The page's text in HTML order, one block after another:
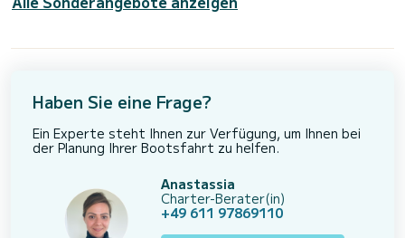
Haben Sie eine Frage?
Ein Experte steht Ihnen zur Verfügung, um Ihnen bei
der Planung Ihrer Bootsfahrt zu helfen.
Anastassia
Charter-Berater(in)
+49 611 97869110